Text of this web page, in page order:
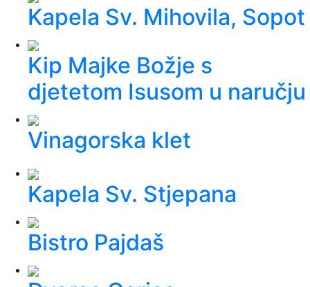
Kapela Sv. Mihovila, Sopot
Kip Majke Božje s
djetetom Isusom u naručju
Vinagorska klet
Kapela Sv. Stjepana
Bistro Pajdaš